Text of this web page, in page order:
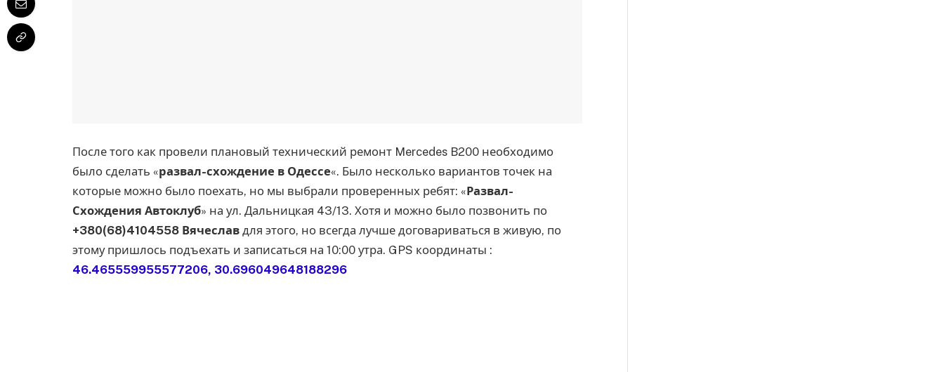
После того как провели плановый технический ремонт Mercedes B200 необходимо
было сделать «развал-схождение в Одессе«. Было несколько вариантов точек на
которые можно было поехать, но мы выбрали проверенных ребят: «Развал-
Схождения Автоклуб» на ул. Дальницкая 43/13. Хотя и можно было позвонить по
+380(68)4104558 Вячеслав для этого, но всегда лучше договариваться в живую, по
этому пришлось подъехать и записаться на 10:00 утра. GPS координаты :
46.465559955577206, 30.696049648188296